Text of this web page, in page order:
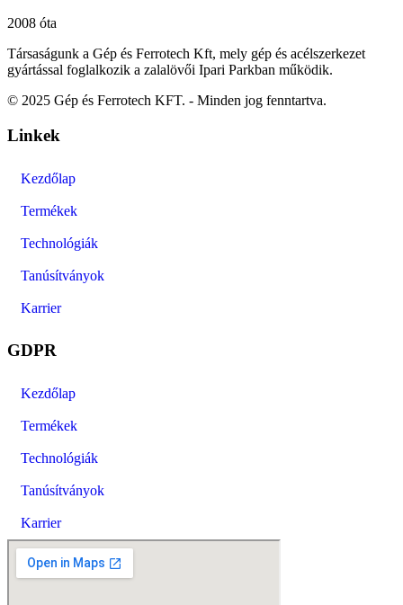
2008 óta
Társaságunk a Gép és Ferrotech Kft, mely gép és acélszerkezet
gyártással foglalkozik a zalalövői Ipari Parkban működik.
© 2025 Gép és Ferrotech KFT. - Minden jog fenntartva.
Linkek
Kezdőlap
Termékek
Technológiák
Tanúsítványok
Karrier
GDPR
Kezdőlap
Termékek
Technológiák
Tanúsítványok
Karrier